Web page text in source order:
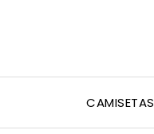
CAMISETAS